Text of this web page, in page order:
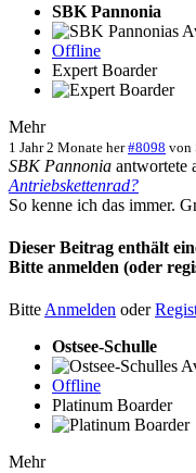
SBK Pannonia
Offline
Expert Boarder
Mehr
1 Jahr 2 Monate her #8098 von
SBK Pannonia antwortete
Antriebskettenrad?
So kenne ich das immer.
Dieser Beitrag enthält
Bitte anmelden (oder
Bitte Anmelden oder
Ostsee-Schulle
Offline
Platinum Boarder
Mehr